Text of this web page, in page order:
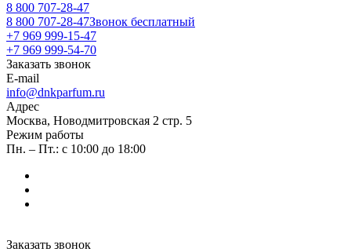
8 800 707-28-47
8 800 707-28-47Звонок бесплатный
+7 969 999-15-47
+7 969 999-54-70
Заказать звонок
E-mail
info@dnkparfum.ru
Адрес
Москва, Новодмитровская 2 стр. 5
Режим работы
Пн. – Пт.: с 10:00 до 18:00
Заказать звонок